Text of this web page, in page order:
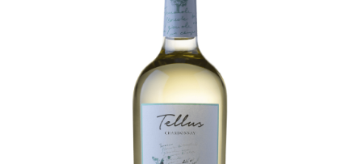
+ AGGIUNGI AL
CARRELLO